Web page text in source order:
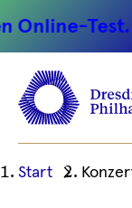
Online-Test.
Ihre
Start